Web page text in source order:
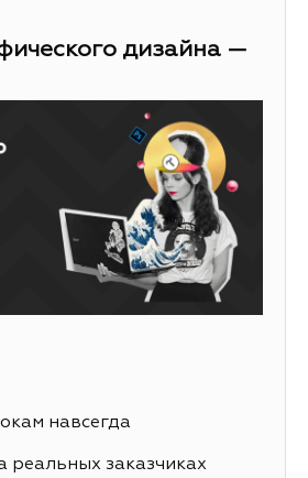
дизайна —
навсегда
реальных заказчиках